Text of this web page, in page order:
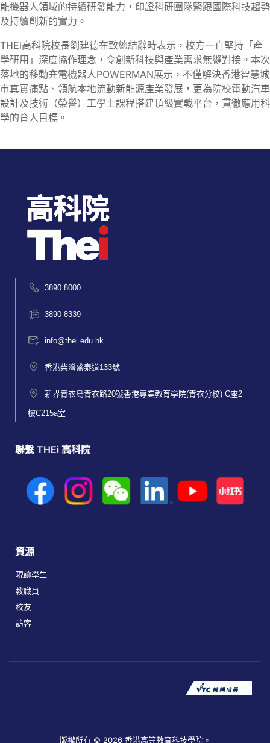
能機器人領域的持續研發能力，印證科研團隊緊跟國際科技趨勢
及持續創新的實力。
THEi高科院校長劉建德在致總結辭時表示，校方一直堅持「產
學研用」深度協作理念，令創新科技與產業需求無縫對接。本次
落地的移動充電機器人POWERMAN展示，不僅解決香港智慧城
市真實痛點、領航本地流動新能源產業發展，更為院校電動汽車
設計及技術（榮譽）工學士課程搭建頂級實戰平台，貫徹應用科
學的育人目標。
3890 8000
3890 8339
info@thei.edu.hk
香港柴灣盛泰道133號
新界青衣島青衣路20號香港專業教育學院(青衣分校) C座2
樓C215a室
聯繫 THEi 高科院
資源
現讀學生
教職員
校友
訪客
版權所有 © 2026 香港高等教育科技學院。